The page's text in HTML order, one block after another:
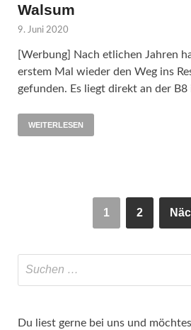
Walsum
9. Juni 2020
[Werbung] Nach etlichen Jahren
erstem Mal wieder den Weg ins
gefunden. Es liegt direkt an der
WEITERLESEN
1 2
Du liest gerne bei uns und